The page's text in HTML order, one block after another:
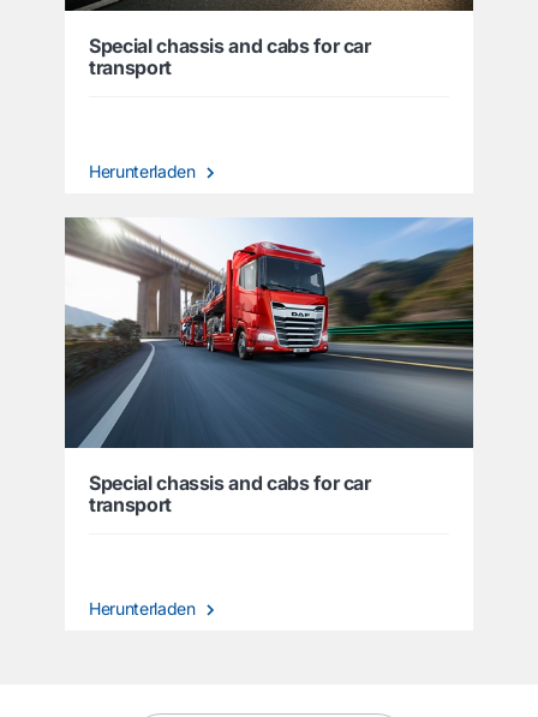
Special chassis and cabs for car
transport
Herunterladen
Special chassis and cabs for car
transport
Herunterladen